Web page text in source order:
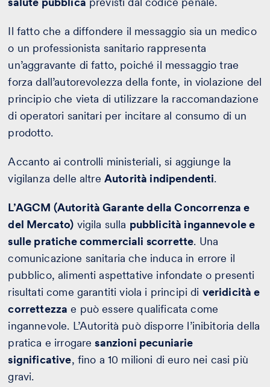
Il fatto che a diffondere il messaggio sia un medico
o un professionista sanitario rappresenta
un’aggravante di fatto, poiché il messaggio trae
forza dall’autorevolezza della fonte, in violazione del
principio che vieta di utilizzare la raccomandazione
di operatori sanitari per incitare al consumo di un
prodotto.
Accanto ai controlli ministeriali, si aggiunge la
vigilanza delle altre Autorità indipendenti.
L’AGCM (Autorità Garante della Concorrenza e
del Mercato) vigila sulla pubblicità ingannevole e
sulle pratiche commerciali scorrette. Una
comunicazione sanitaria che induca in errore il
pubblico, alimenti aspettative infondate o presenti
risultati come garantiti viola i principi di veridicità e
correttezza e può essere qualificata come
ingannevole. L’Autorità può disporre l’inibitoria della
pratica e irrogaresanzioni pecuniarie
significative, fino a 10 milioni di euro nei casi più
gravi.